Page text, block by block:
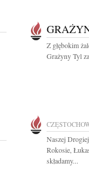
Z głębokim
Grażyny Tyl
Naszej
Rokosie,
składamy...